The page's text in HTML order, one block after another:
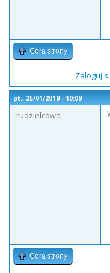
Góra strony
Zaloguj
pt., 25/01/2019 - 10:09
rudzielcowa
Góra strony